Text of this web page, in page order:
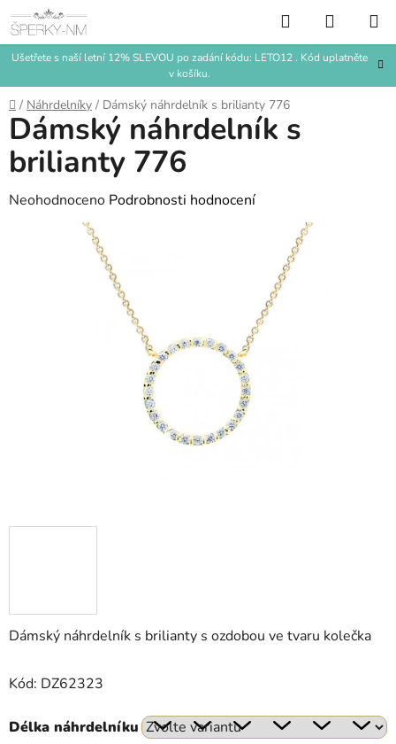
na
obsah
Ušetřete s naší letní 12% SLEVOU po zadání kódu: LETO12 . Kód uplatněte
v košíku.
Hledat
KOŠÍK
Domů
/ Náhrdelníky / Dámský náhrdelník s brilianty 776
Dámský náhrdelník s brilianty s ozdobou ve tvaru kolečka
Kód: DZ62323
Délka náhrdelníku
Dámský náhrdelník s
brilianty 776
Průměrné
Neohodnoceno Podrobnosti hodnocení